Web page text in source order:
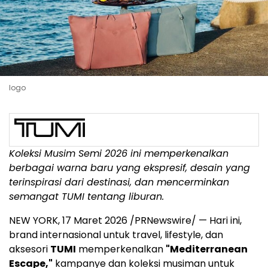
logo
Koleksi Musim Semi 2026 ini memperkenalkan
berbagai warna baru yang ekspresif, desain yang
terinspirasi dari destinasi, dan mencerminkan
semangat TUMI tentang liburan.
NEW YORK,17 Maret 2026 /PRNewswire/ — Hari ini,
brand internasional untuk travel, lifestyle, dan
aksesori TUMI memperkenalkan "Mediterranean
Escape," kampanye dan koleksi musiman untuk